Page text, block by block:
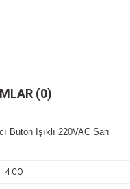
(0)
Buton Işıklı 220VAC Sarı
4 CO